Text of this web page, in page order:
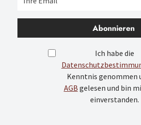
Abonnieren
Ich habe die
Kenntnis genommen
AGB gelesen und bin
einverstanden.